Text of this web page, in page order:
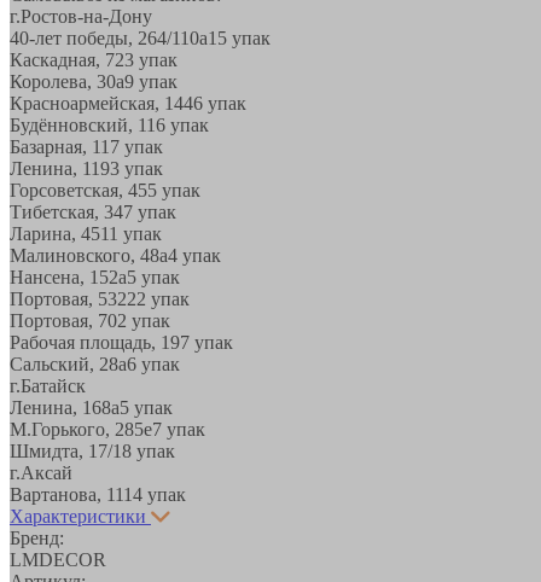
г.Ростов-на-Дону
40-лет победы, 264/110а15 упак
Каскадная, 723 упак
Королева, 30а9 упак
Красноармейская, 1446 упак
Будённовский, 116 упак
Базарная, 11 7 упак
Ленина, 1193 упак
Горсоветская, 455 упак
Тибетская, 347 упак
Ларина, 4511 упак
Малиновского, 48а4 упак
Нансена, 152а5 упак
Портовая, 53222 упак
Портовая, 702 упак
Рабочая площадь, 197 упак
Сальский, 28a6 упак
г.Батайск
Ленина, 168а5 упак
М.Горького, 285е7 упак
Шмидта, 17/18 упак
г.Аксай
Вартанова, 1114 упак
Характеристики
Бренд:
LMDECOR